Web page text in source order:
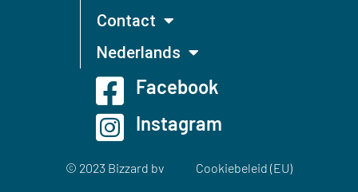
Contact
Nederlands
Facebook
Instagram
© 2023 Bizzard bv Cookiebeleid (EU)